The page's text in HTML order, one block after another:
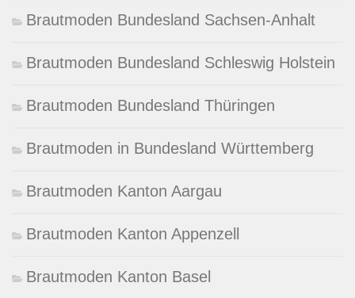
Brautmoden Bundesland Sachsen-Anhalt
Brautmoden Bundesland Schleswig Holstein
Brautmoden Bundesland Thüringen
Brautmoden in Bundesland Württemberg
Brautmoden Kanton Aargau
Brautmoden Kanton Appenzell
Brautmoden Kanton Basel